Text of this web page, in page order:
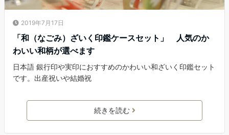
2019年7月17日
「和（なごみ）ざいく印鑑ケースセット」 人気のか
わいい和柄が選べます
日本語 銀行印や実印におすすめのかわいい和ざいく印鑑セット
です。出産祝いや結婚祝
続きを読む